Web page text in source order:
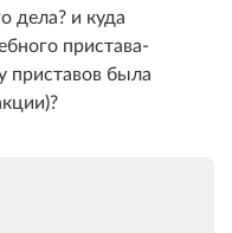
дела? и куда
пристава-
приставов была